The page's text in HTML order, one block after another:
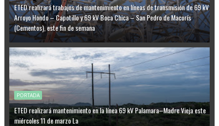
ETED realizará trabajos de mantenimiento en líneas de transmisión de 69 kV
Arroyo Hondo – Capotillo y 69 kV Boca Chica – San Pedro de Macorís
(Cementos), este fin de semana
PORTADA
ETED realizará mantenimiento en la línea 69 kV Palamara–Madre Vieja este
miércoles 11 de marzo La